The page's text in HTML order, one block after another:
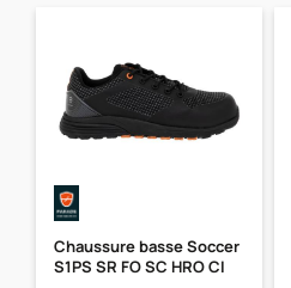
Chaussure basse Soccer
S1PS SR FO SC HRO CI